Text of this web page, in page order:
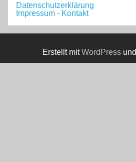
Datenschutzerklärung
Impressum - Kontakt
Erstellt mitWordPressund